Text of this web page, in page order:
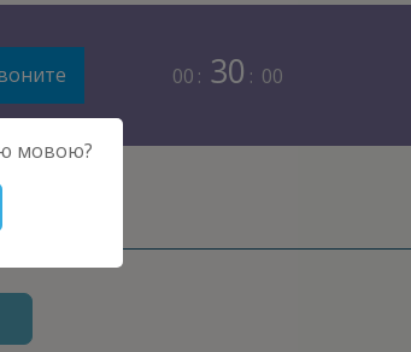
00 : 30 : 00
мовою?